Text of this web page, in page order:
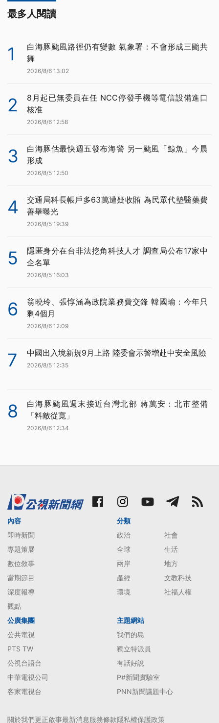
最多人閱讀
1
白海豚颱風路徑仍有變數 氣象署：不會形成三颱共
舞
2026/8/6 13:02
2
8月起已無委員在任 NCC停發手機等電信設備進口
核准
2026/8/6 12:58
3
白海豚估最快週五發布海警 另一颱風「鯨魚」今晨
形成
2026/8/5 12:50
4
交通局科長帳戶多63萬遭疑收賄 為民眾代墊醫藥費
善舉曝光
2026/8/5 19:39
5
隱匿身分在台非法挖角科技人才 調查局公布17家中
企名單
2026/8/5 16:03
6
翁曉玲、張惇涵為政院業務費交鋒 韓國瑜：今年只
剩4個月
2026/8/6 12:09
7 中國出入境新規9月上路 陸委會示警增赴中安全風險
2026/8/5 12:35
8
白海豚颱風週末接近台灣北部 蔣萬安：北市整備
「料敵從寬」
2026/8/6 12:34
內容
即時新聞
專題策展
數位敘事
當期節目
深度報導
觀點
分類
政治
社會
全球
生活
兩岸
地方
產經
文教科技
環境
社福人權
公廣集團
公共電視
PTS TW
公視台語台
中華電視公司
客家電視台
主題網站
我們的島
獨立特派員
有話好說
P#新聞實驗室
PNN新聞議題中心
關於我們更正啟事最新消息服務條款隱私權保護政策